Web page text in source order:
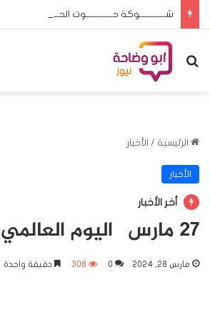
بحث عن
الرئيسية / الأخبار
الأخبار
أخر الأخبار
27 مارس اليوم العالمي للمسرح
مارس 28, 2024 0
308 دقيقة واحدة